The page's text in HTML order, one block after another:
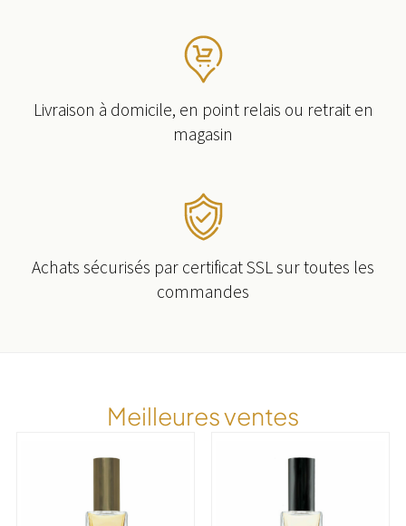
Livraison à domicile, en point relais ou retrait en
magasin
Achats sécurisés par certificat SSL sur toutes les
commandes
Meilleures ventes